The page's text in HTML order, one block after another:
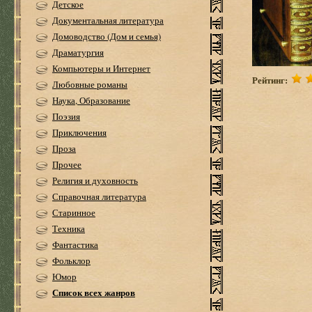
Детское
Документальная литература
Домоводство (Дом и семья)
Драматургия
Компьютеры и Интернет
Любовные романы
Наука, Образование
Поэзия
Приключения
Проза
Прочее
Религия и духовность
Справочная литература
Старинное
Техника
Фантастика
Фольклор
Юмор
Список всех жанров
Рейтинг: